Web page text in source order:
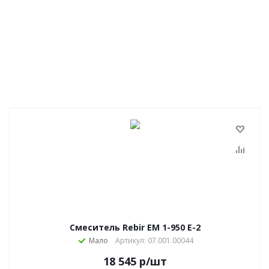
Смеситель Rebir ЕМ 1-950 E-2
Мало Артикул: 07.001.00044
18 545 р/шт